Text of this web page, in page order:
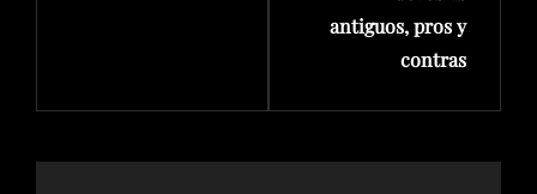
antiguos, pros y
contras